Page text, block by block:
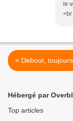
le
<br
< Debout,
Hébergé par
Top articles